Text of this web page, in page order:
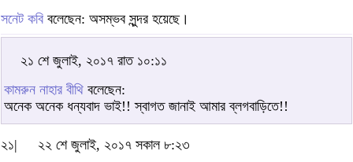
সনেট কবি বলেছেন: অসম্ভব সুন্দর হয়েছে।
২১ শে জুলাই, ২০১৭ রাত ১০:১১
কামরুন নাহার বীথি বলেছেন:
অনেক অনেক ধন্যবাদ ভাই!! স্বাগত জানাই আমার ব্লগবাড়িতে!!
২১|
২২ শে জুলাই, ২০১৭ সকাল ৮:২৩